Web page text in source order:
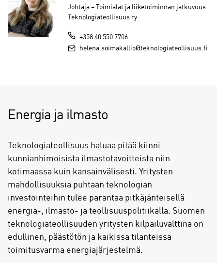
Johtaja – Toimialat ja liiketoiminnan jatkuvuus
Teknologiateollisuus ry
+358 40 550 7706
helena.soimakallio@teknologiateollisuus.fi
Energia ja ilmasto
Teknologiateollisuus haluaa pitää kiinni
kunnianhimoisista ilmastotavoitteista niin
kotimaassa kuin kansainvälisesti. Yritysten
mahdollisuuksia puhtaan teknologian
investointeihin tulee parantaa pitkäjänteisellä
energia-, ilmasto- ja teollisuuspolitiikalla. Suomen
teknologiateollisuuden yritysten kilpailuvalttina on
edullinen, päästötön ja kaikissa tilanteissa
toimitusvarma energiajärjestelmä.